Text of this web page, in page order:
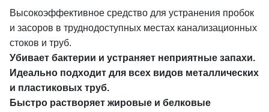
Высокоэффективное средство для устранения пробок
и засоров в труднодоступных местах канализационных
стоков и труб.
Убивает бактерии и устраняет неприятные запахи.
Идеально подходит для всех видов металлических
и пластиковых труб.
Быстро растворяет жировые и белковые